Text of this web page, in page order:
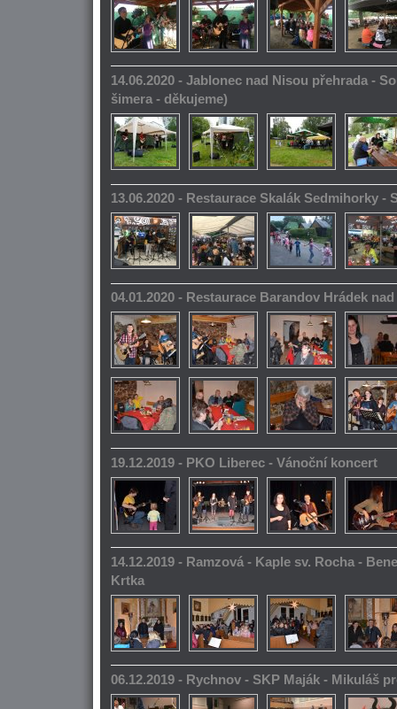
14.06.2020 - Jablonec nad Nisou přehrada -
šimera - děkujeme)
13.06.2020 - Restaurace Skalák Sedmihorky -
04.01.2020 - Restaurace Barandov Hrádek
19.12.2019 - PKO Liberec - Vánoční koncert
14.12.2019 - Ramzová - Kaple sv. Rocha -
Krtka
06.12.2019 - Rychnov - SKP Maják - Mikuláš